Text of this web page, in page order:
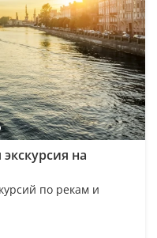
на
по рекам и